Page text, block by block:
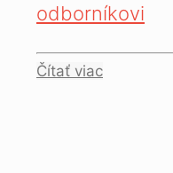
odborníkovi
Čítať viac